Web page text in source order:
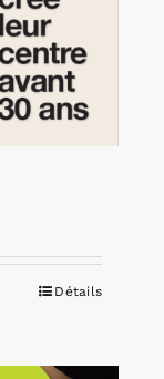
Détails